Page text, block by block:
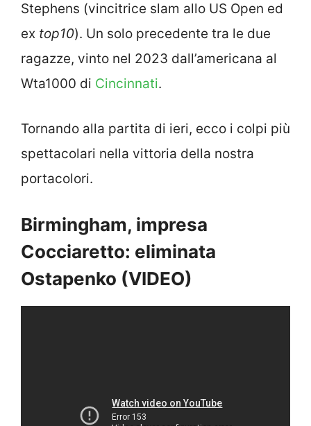
Stephens (vincitrice slam allo US Open ed
ex top10). Un solo precedente tra le due
ragazze, vinto nel 2023 dall’americana al
Wta1000 di Cincinnati.
Tornando alla partita di ieri, ecco i colpi più
spettacolari nella vittoria della nostra
portacolori.
Birmingham, impresa
Cocciaretto: eliminata
Ostapenko (VIDEO)